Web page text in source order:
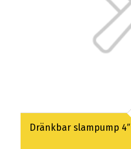
Dränkbar slampump 4″